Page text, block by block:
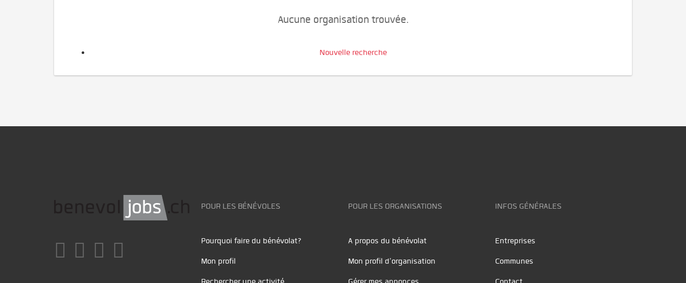
Aucune organisation trouvée.
Nouvelle recherche
POUR LES BÉNÉVOLES
Pourquoi faire du bénévolat?
Mon profil
POUR LES ORGANISATIONS
A propos du bénévolat
Mon profil d'organisation
INFOS GÉNÉRALES
Entreprises
Communes